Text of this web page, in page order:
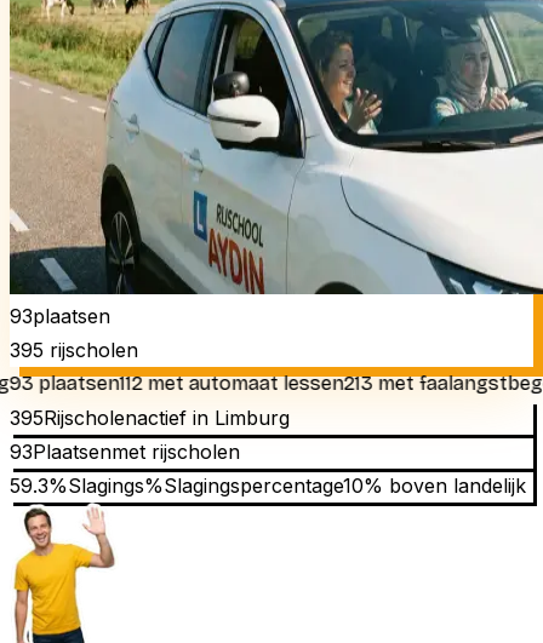
93plaatsen
395 rijscholen
112 met automaat lessen213 met
395Rijscholenactief in Limburg
93Plaatsenmet rijscholen
59.3%Slagings%Slagingspercentage10% boven landelijk